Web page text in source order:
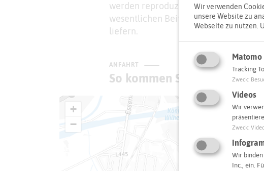
werden reproduzierbare Ergebnisse
wesentlichen Beitrag bei der
liefern.
ANFAHRT
So kommen Sie zum Ziel
+
−
Wir verwenden
unsere Website zu
Webseite zu nutzen.
Matomo
Tracking
Zweck:
Videos
Wir
Zweck:
Wir
Inc., ein.